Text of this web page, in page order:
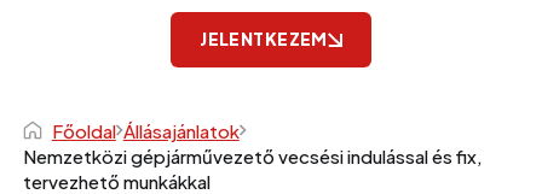
JELENTKEZEM
Főoldal Állásajánlatok
Nemzetközi gépjárművezető vecsési indulással és fix,
tervezhető munkákkal